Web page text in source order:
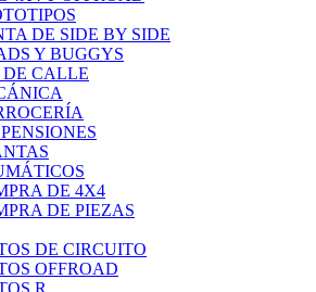
DE SIDE BY SIDE
Y BUGGYS
DE CALLE
DE 4X4
DE PIEZAS
DE CIRCUITO
OFFROAD
R